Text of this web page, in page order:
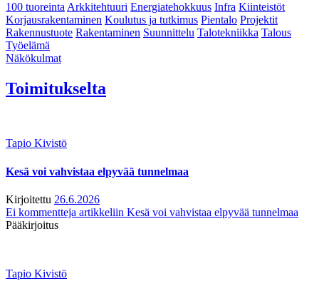
100 tuoreintaArkkitehtuuri Energiatehokkuus Infra Kiinteistöt
Korjausrakentaminen Koulutus ja tutkimus Pientalo Projektit
Rakennustuote Rakentaminen Suunnittelu Talotekniikka Talous
Työelämä
Näkökulmat
Toimitukselta
Tapio Kivistö
Kesä voi vahvistaa elpyvää tunnelmaa
Kirjoitettu 26.6.2026
Ei kommentteja artikkeliin Kesä voi vahvistaa elpyvää tunnelmaa
Pääkirjoitus
Tapio Kivistö